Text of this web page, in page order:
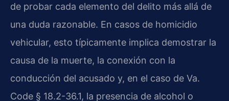
de probar cada elemento del delito más allá de
una duda razonable. En casos de homicidio
vehicular, esto típicamente implica demostrar la
causa de la muerte, la conexión con la
conducción del acusado y, en el caso de Va.
Code § 18.2-36.1, la presencia de alcohol o